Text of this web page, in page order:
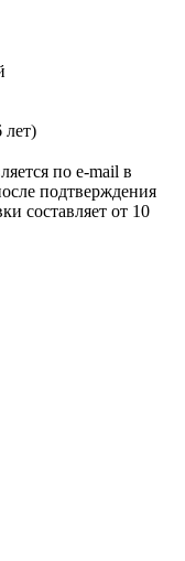
лет)
по e-mail в
подтверждения
составляет от 10